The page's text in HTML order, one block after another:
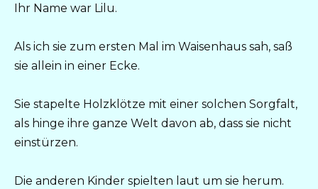
Ihr Name war Lilu.
Als ich sie zum ersten Mal im Waisenhaus sah, saß
sie allein in einer Ecke.
Sie stapelte Holzklötze mit einer solchen Sorgfalt,
als hinge ihre ganze Welt davon ab, dass sie nicht
einstürzen.
Die anderen Kinder spielten laut um sie herum.